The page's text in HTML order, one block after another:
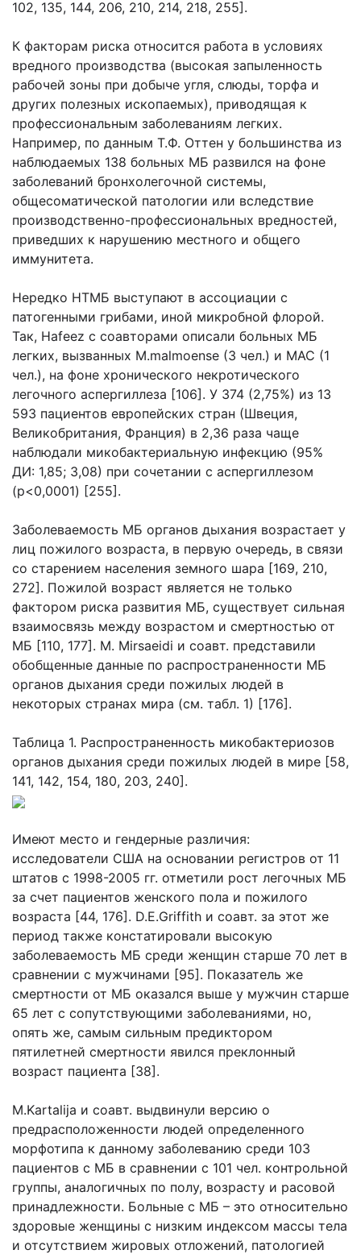
102, 135, 144, 206, 210, 214, 218, 255].
К факторам риска относится работа в условиях
вредного производства (высокая запыленность
рабочей зоны при добыче угля, слюды, торфа и
других полезных ископаемых), приводящая к
профессиональным заболеваниям легких.
Например, по данным Т.Ф. Оттен у большинства из
наблюдаемых 138 больных МБ развился на фоне
заболеваний бронхолегочной системы,
общесоматической патологии или вследствие
производственно-профессиональных вредностей,
приведших к нарушению местного и общего
иммунитета.
Нередко НТМБ выступают в ассоциации с
патогенными грибами, иной микробной флорой.
Так, Hafeez c cоавторами описали больных МБ
легких, вызванных M.malmoense (3 чел.) и МАС (1
чел.), на фоне хронического некротического
легочного аспергиллеза [106]. У 374 (2,75%) из 13
593 пациентов европейских стран (Швеция,
Великобритания, Франция) в 2,36 раза чаще
наблюдали микобактериальную инфекцию (95%
ДИ: 1,85; 3,08) при сочетании с аспергиллезом
(p<0,0001) [255].
Заболеваемость МБ органов дыхания возрастает у
лиц пожилого возраста, в первую очередь, в связи
со старением населения земного шара [169, 210,
272]. Пожилой возраст является не только
фактором риска развития МБ, существует сильная
взаимосвязь между возрастом и смертностью от
МБ [110, 177]. M. Mirsaeidi и соавт. представили
обобщенные данные по распространенности МБ
органов дыхания среди пожилых людей в
некоторых странах мира (см. табл. 1) [176].
Таблица 1. Распространенность микобактериозов
органов дыхания среди пожилых людей в мире [58,
141, 142, 154, 180, 203, 240].
Имеют место и гендерные различия:
исследователи США на основании регистров от 11
штатов с 1998-2005 гг. отметили рост легочных МБ
за счет пациентов женского пола и пожилого
возраста [44, 176]. D.E.Griffith и соавт. за этот же
период также констатировали высокую
заболеваемость МБ среди женщин старше 70 лет в
сравнении с мужчинами [95]. Показатель же
смертности от МБ оказался выше у мужчин старше
65 лет с сопутствующими заболеваниями, но,
опять же, самым сильным предиктором
пятилетней смертности явился преклонный
возраст пациента [38].
М.Kartalija и соавт. выдвинули версию о
предрасположенности людей определенного
морфотипа к данному заболеванию среди 103
пациентов с МБ в сравнении с 101 чел. контрольной
группы, аналогичных по полу, возрасту и расовой
принадлежности. Больные с МБ – это относительно
здоровые женщины с низким индексом массы тела
и отсутствием жировых отложений, патологией